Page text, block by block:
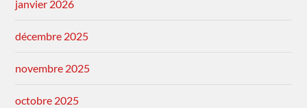
janvier 2026
décembre 2025
novembre 2025
octobre 2025